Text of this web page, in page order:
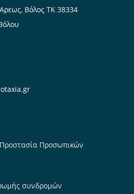
Βόλος ΤΚ 38334
Προσωπικών
συνδρομών